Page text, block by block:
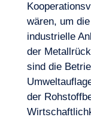
wären, um
industrielle
der
sind die
der